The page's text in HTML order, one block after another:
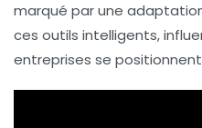
marqué par une
ces outils intelligents,
entreprises se